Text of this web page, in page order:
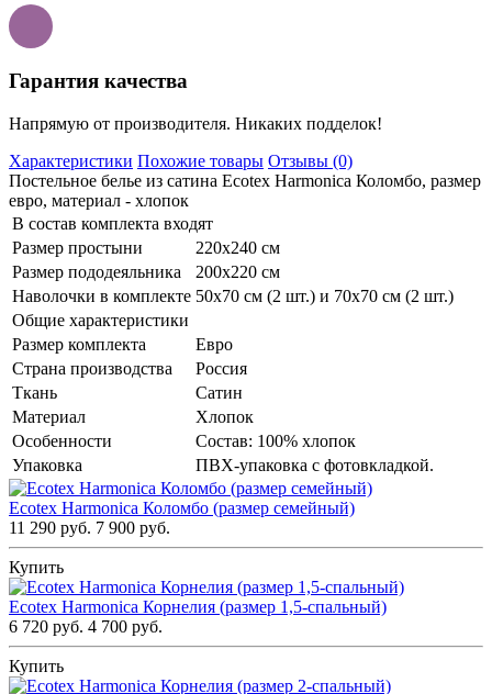
Гарантия качества
Напрямую от производителя. Никаких подделок!
Характеристики Похожие товары Отзывы (0)
Постельное белье из сатина Ecotex Harmonica Коломбо, размер
евро, материал - хлопок
В состав комплекта входят
Размер простыни
220х240 см
Размер пододеяльника
200х220 см
Наволочки в комплекте 50х70 см (2 шт.) и 70х70 см (2 шт.)
Общие характеристики
Размер комплекта
Евро
Страна производства
Россия
Ткань
Сатин
Материал
Хлопок
Особенности
Состав: 100% хлопок
Упаковка
ПВХ-упаковка с фотовкладкой.
Ecotex Harmonica Коломбо (размер семейный)
11 290 руб. 7 900 руб.
Купить
Ecotex Harmonica Корнелия (размер 1,5-спальный)
6 720 руб. 4 700 руб.
Купить